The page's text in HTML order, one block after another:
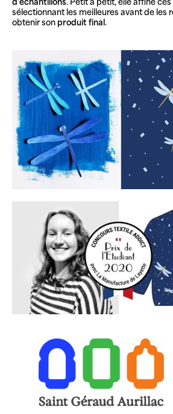
sélectionnant les meilleures avant de les
obtenir son produit final.